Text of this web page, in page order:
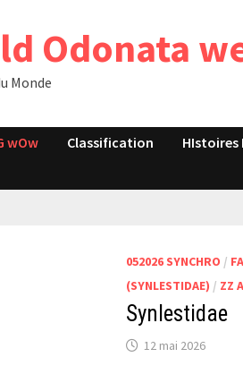
Odonata
Monde
wOw Classification
052026 SYNCHRO /
(SYNLESTIDAE) / ZZ
Synlestidae
12 mai 2026